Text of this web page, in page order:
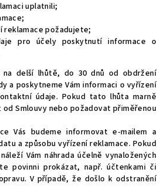
uplatnili;
reklamace požadujete;
pro účely poskytnutí informace o
na delší lhůtě, do 30 dnů od obdržení
a poskytneme Vám informaci o vyřízení
údaje. Pokud tato lhůta marně
Smlouvy nebo požadovat přiměřenou
Vás budeme informovat e-mailem a
a způsobu vyřízení reklamace. Pokud
Vám náhrada účelně vynaložených
povinni prokázat, např. účtenkami či
V případě, že došlo k odstranění